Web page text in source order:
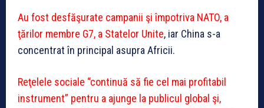
Au fost desfăşurate campanii şi împotriva NATO, a
ţărilor membre G7, a Statelor Unite, iar China s-a
concentrat în principal asupra Africii.
Reţelele sociale “continuă să fie cel mai profitabil
instrument” pentru a ajunge la publicul global şi,